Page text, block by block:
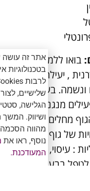
בואו ללמוד כיצד
, יעילה ומדידה
ונשמה. בעזרת כלים
מנגנוני ריפוי
מחלים בצורה
של גוף האדם על
: עיסוי, צבעים,
בבעיות של מתח
אתר זה עושה
בטכנולוגיות
שלישיים,
הגלישה,
ושיווק.
מהווה
נוסף, ראו את
המעודכנת.